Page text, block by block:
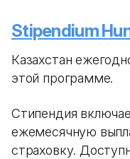
Stipendium
Казахстан
этой программе.
Стипендия
ежемесячную
страховку.